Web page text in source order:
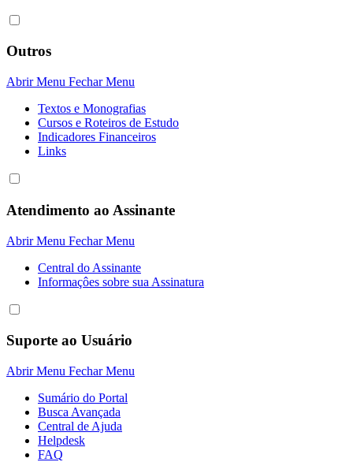
Outros
Abrir Menu Fechar Menu
Textos e Monografias
Cursos e Roteiros de Estudo
Indicadores Financeiros
Links
Atendimento ao Assinante
Abrir Menu Fechar Menu
Central do Assinante
Informaçôes sobre sua Assinatura
Suporte ao Usuário
Abrir Menu Fechar Menu
Sumário do Portal
Busca Avançada
Central de Ajuda
Helpdesk
FAQ